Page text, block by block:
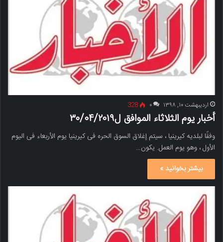
اردیبهشت ۱۰, ۱۳۹۸ ۰ 328
أخبار یوم الثلاثاء الموافق ل۳۰/۰۴/۲۰۱۹
وفقًا لبلدیه کیرینیا ، سیتم إغلاق السوق الحره فی کیرینیا یوم الأربعاء فی الیوم
الأول ، وهو یوم العمل. یکون…
بیشتر بخوانید »